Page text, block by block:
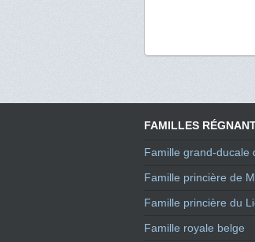
FAMILLES
Famille grand-ducale
Famille princière de
Famille princière du
Famille royale belge